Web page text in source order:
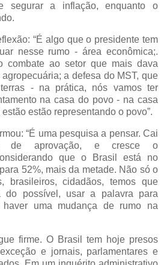
segurar a inflação, enquanto o
“É algo que o presidente tem
nesse rumo - área econômica;.
combate ao setor que mais dava
a defesa do MST, que
- na prática, nós vamos ter
na casa do povo - na casa
estão representando o povo”.
“É uma pesquisa a pensar. Cai
aprovação, e cresce o
que o Brasil está no
52%, mais da metade. Não só o
brasileiros, cidadãos, temos que
do possível, usar a palavra para
uma mudança de rumo na
firme. O Brasil tem hoje presos
e jornais, parlamentares e